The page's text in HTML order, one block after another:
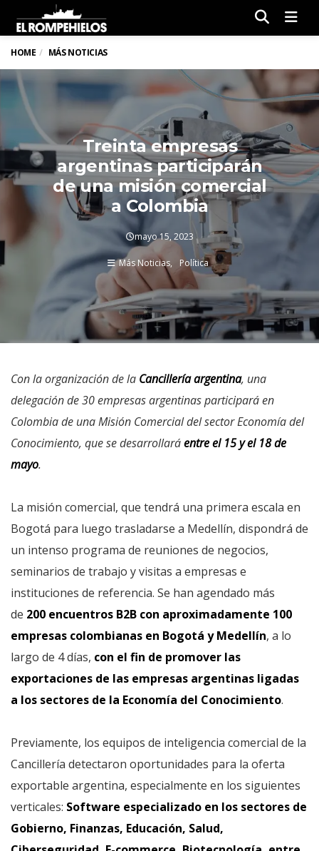
HOME MÁS NOTICIAS
Treinta empresas
argentinas participarán
de una misión comercial
a Colombia
mayo 15, 2023
Más Noticias Política
Con la organización de la Cancillería argentina, una
delegación de 30 empresas argentinas participará en
Colombia de una Misión Comercial del sector Economía del
Conocimiento, que se desarrollaráentre el 15 y el 18 de
mayo.
La misión comercial, que tendrá una primera escala en
Bogotá para luego trasladarse a Medellín, dispondrá de
un intenso programa de reuniones de negocios,
seminarios de trabajo y visitas a empresas e
instituciones de referencia. Se han agendado más
de 200 encuentros B2B con aproximadamente 100
empresas colombianas en Bogotá y Medellín, a lo
largo de 4 días, con el fin de promover las
exportaciones de las empresas argentinas ligadas
a los sectores de la Economía del Conocimiento.
Previamente, los equipos de inteligencia comercial de la
Cancillería detectaron oportunidades para la oferta
exportable argentina, especialmente en los siguientes
verticales: Software especializado en los sectores de
Gobierno, Finanzas, Educación, Salud,